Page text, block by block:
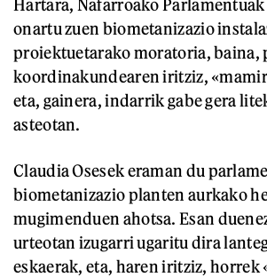
Hartara, Nafarroako
onartu zuen biometanizazio
proiektuetarako moratoria, baina,
koordinakundearen iritziz,
eta, gainera, indarrik gabe gera
asteotan.
Claudia Osesek eraman du
biometanizazio planten aurkako
mugimenduen ahotsa. Esan
urteotan izugarri ugaritu dira
eskaerak, eta, haren iritziz, horrek